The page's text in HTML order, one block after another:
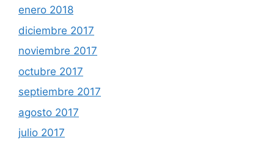
enero 2018
diciembre 2017
noviembre 2017
octubre 2017
septiembre 2017
agosto 2017
julio 2017